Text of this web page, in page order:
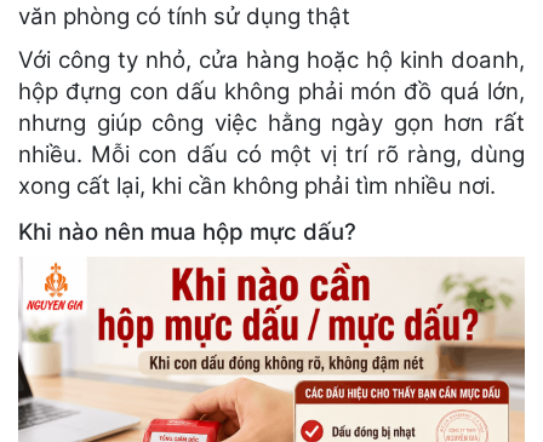
văn phòng có tính sử dụng thật
Với công ty nhỏ, cửa hàng hoặc hộ kinh doanh,
hộp đựng con dấu không phải món đồ quá lớn,
nhưng giúp công việc hằng ngày gọn hơn rất
nhiều. Mỗi con dấu có một vị trí rõ ràng, dùng
xong cất lại, khi cần không phải tìm nhiều nơi.
Khi nào nên mua hộp mực dấu?